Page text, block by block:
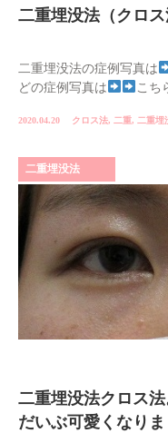
二重埋没法（クロス
二重埋没法の症例写真は
どの症例写真は
こち
2020.04.20 クロス法, 二重, 二重埋
二重埋没法
二重埋没法クロス法
だいぶ可愛くなりま